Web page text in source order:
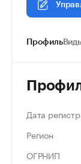
Профиль
Дата
Регион
ОГРНИП